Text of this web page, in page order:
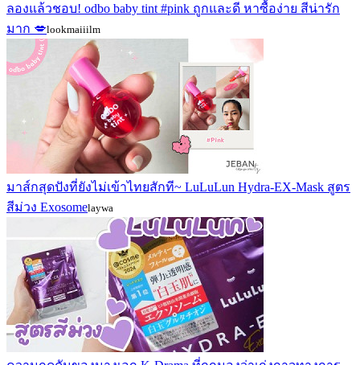
ลองแล้วชอบ! odbo baby tint #pink ถูกและดี หาซื้อง่าย สีน่ารัก
มาก 💋lookmaiiilm
มาส์กสุดปังที่ยังไม่เข้าไทยสักที~ LuLuLun Hydra-EX-Mask สูตร
สีม่วง Exosomelaywa